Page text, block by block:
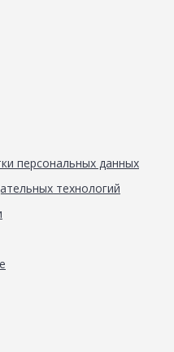
персональных данных
технологий